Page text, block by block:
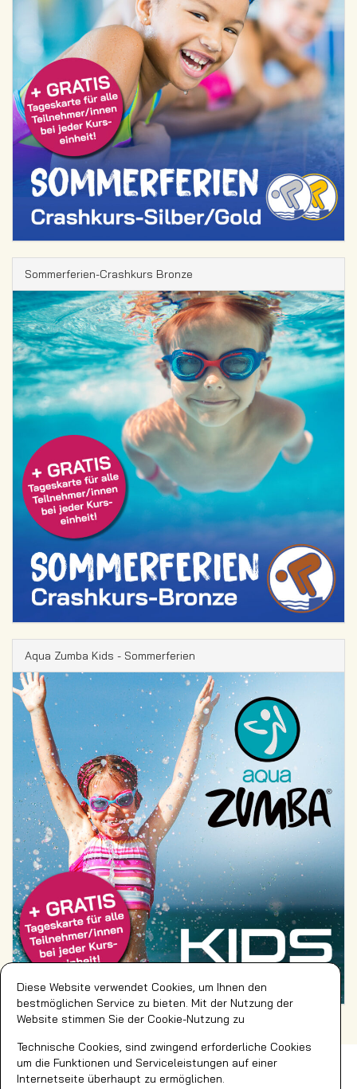
Sommerferien-Crashkurs Bronze
Aqua Zumba Kids - Sommerferien
Impressum
AGB
Social Media
Facebook
Diese Website verwendet Cookies, um Ihnen den
bestmöglichen Service zu bieten. Mit der Nutzung der
Website stimmen Sie der Cookie-Nutzung zu
Technische Cookies, sind zwingend erforderliche Cookies
um die Funktionen und Serviceleistungen auf einer
Internetseite überhaupt zu ermöglichen.